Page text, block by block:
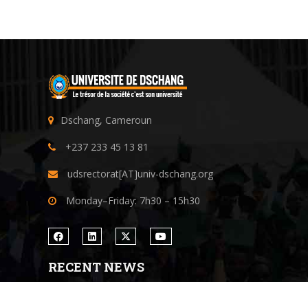
Dschang, Cameroun
+237 233 45 13 81
udsrectorat[AT]univ-dschang.org
Monday–Friday: 7h30 – 15h30
RECENT NEWS